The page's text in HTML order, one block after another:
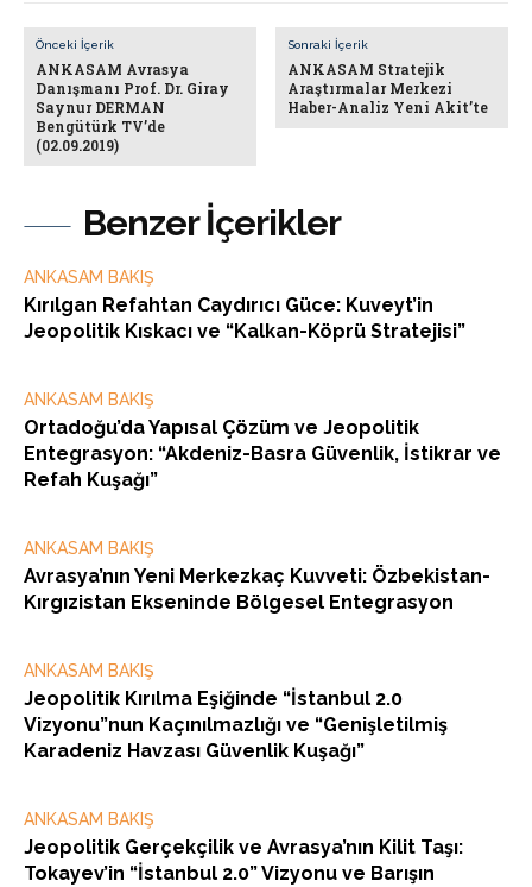
Benzer İçerikler
ANKASAM BAKIŞ
Kırılgan Refahtan Caydırıcı Güce: Kuveyt’in
Jeopolitik Kıskacı ve “Kalkan-Köprü Stratejisi”
ANKASAM BAKIŞ
Ortadoğu’da Yapısal Çözüm ve Jeopolitik
Entegrasyon: “Akdeniz-Basra Güvenlik, İstikrar ve
Refah Kuşağı”
ANKASAM BAKIŞ
Avrasya’nın Yeni Merkezkaç Kuvveti: Özbekistan-
Kırgızistan Ekseninde Bölgesel Entegrasyon
ANKASAM BAKIŞ
Jeopolitik Kırılma Eşiğinde “İstanbul 2.0
Vizyonu”nun Kaçınılmazlığı ve “Genişletilmiş
Karadeniz Havzası Güvenlik Kuşağı”
ANKASAM BAKIŞ
Jeopolitik Gerçekçilik ve Avrasya’nın Kilit Taşı:
Tokayev’in “İstanbul 2.0” Vizyonu ve Barışın
Önceki İçerik
ANKASAM Avrasya
Danışmanı Prof. Dr. Giray
Saynur DERMAN
Bengütürk TV’de
(02.09.2019)
Sonraki İçerik
ANKASAM Stratejik
Araştırmalar Merkezi
Haber-Analiz Yeni Akit’te